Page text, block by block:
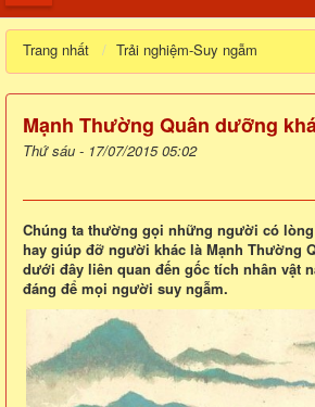
Trang nhất Trải nghiệm-Suy ngẫm
Mạnh Thường Quân dưỡng
Thứ sáu - 17/07/2015 05:02
Chúng ta thường gọi những người có
hay giúp đỡ người khác là Mạnh Thường
dưới đây liên quan đến gốc tích nhân vật
đáng để mọi người suy ngẫm.